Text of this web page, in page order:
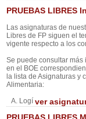
PRUEBAS LIBRES
Las asignaturas de
Libres de FP siguen el
vigente respecto a los
Se puede consultar
en el BOE
la lista de Asignaturas y
Alimentaria:
A. Logí ver